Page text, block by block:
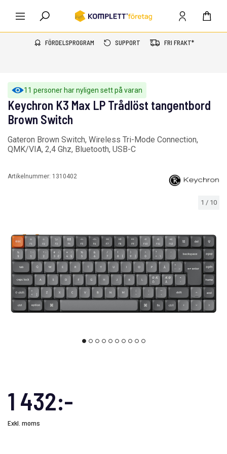
FÖRDELSPROGRAM SUPPORT FRI FRAKT*
11 personer har nyligen sett på varan
1 / 10
Keychron K3 Max LP Trådlöst tangentbord
Brown Switch
Gateron Brown Switch, Wireless Tri-Mode Connection,
QMK/VIA, 2,4 Ghz, Bluetooth, USB-C
Artikelnummer: 1310402
1 432:-
Exkl. moms